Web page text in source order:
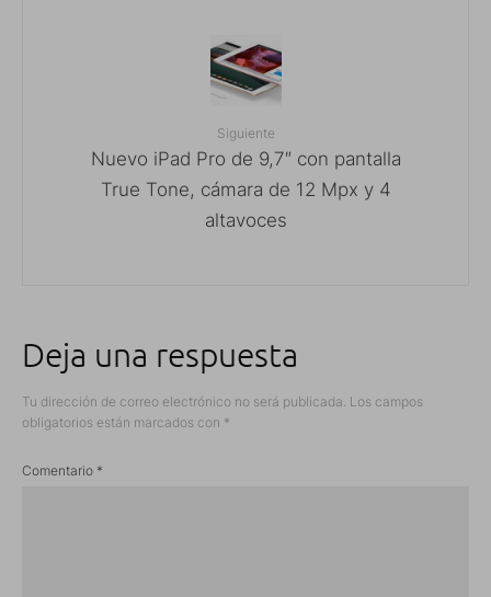
Siguiente
Nuevo iPad Pro de 9,7″ con pantalla
True Tone, cámara de 12 Mpx y 4
altavoces
Deja una respuesta
Tu dirección de correo electrónico no será publicada. Los campos
obligatorios están marcados con *
Comentario *